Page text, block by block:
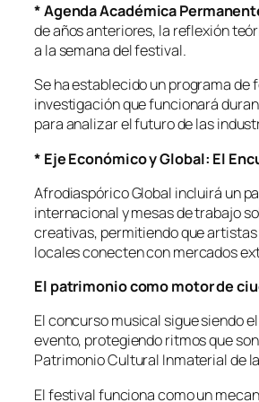
* Agenda Académica
de años anteriores, la reflexión
a la semana del festival.
Se ha establecido un programa de
investigación que funcionará
para analizar el futuro de las
* Eje Económico y Global: El
Afrodiaspórico Global incluirá un
internacional y mesas de trabajo
creativas, permitiendo que
locales conecten con mercados
El patrimonio como motor de
El concurso musical sigue siendo
evento, protegiendo ritmos que
Patrimonio Cultural Inmaterial de
El festival funciona como un